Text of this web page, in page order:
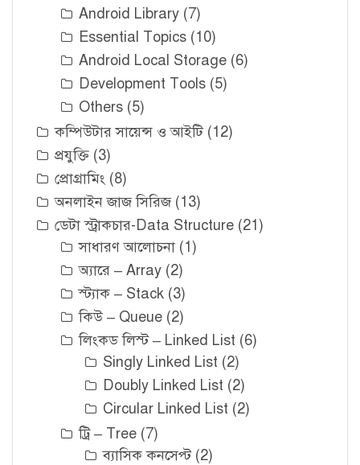
Android Library (7)
Essential Topics (10)
Android Local Storage (6)
Development Tools (5)
Others (5)
কম্পিউটার সায়েন্স ও আইটি(12)
প্রযুক্তি (3)
প্রোগ্রামিং (8)
অনলাইন জাজ সিরিজ (13)
ডেটা স্ট্রাকচার-Data Structure (21)
সাধারণ আলোচনা (1)
অ্যারে – Array (2)
স্ট্যাক – Stack (3)
কিউ – Queue (2)
লিংকড লিস্ট – Linked List (6)
Singly Linked List (2)
Doubly Linked List (2)
Circular Linked List (2)
ট্রি – Tree (7)
ব্যাসিক কনসেপ্ট(2)